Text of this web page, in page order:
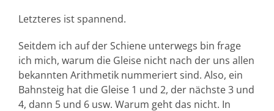
Letzteres ist spannend.
Seitdem ich auf der Schiene unterwegs bin frage
ich mich, warum die Gleise nicht nach der uns allen
bekannten Arithmetik nummeriert sind. Also, ein
Bahnsteig hat die Gleise 1 und 2, der nächste 3 und
4, dann 5 und 6 usw. Warum geht das nicht. In